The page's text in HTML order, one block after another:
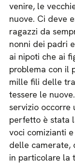
venire, le
nuove. Ci deve
ragazzi da
nonni dei padri
ai nipoti che ai
problema con il
mille fili delle
tessere le
servizio occorre
perfetto è stata
voci comizianti
delle camerate,
in particolare la